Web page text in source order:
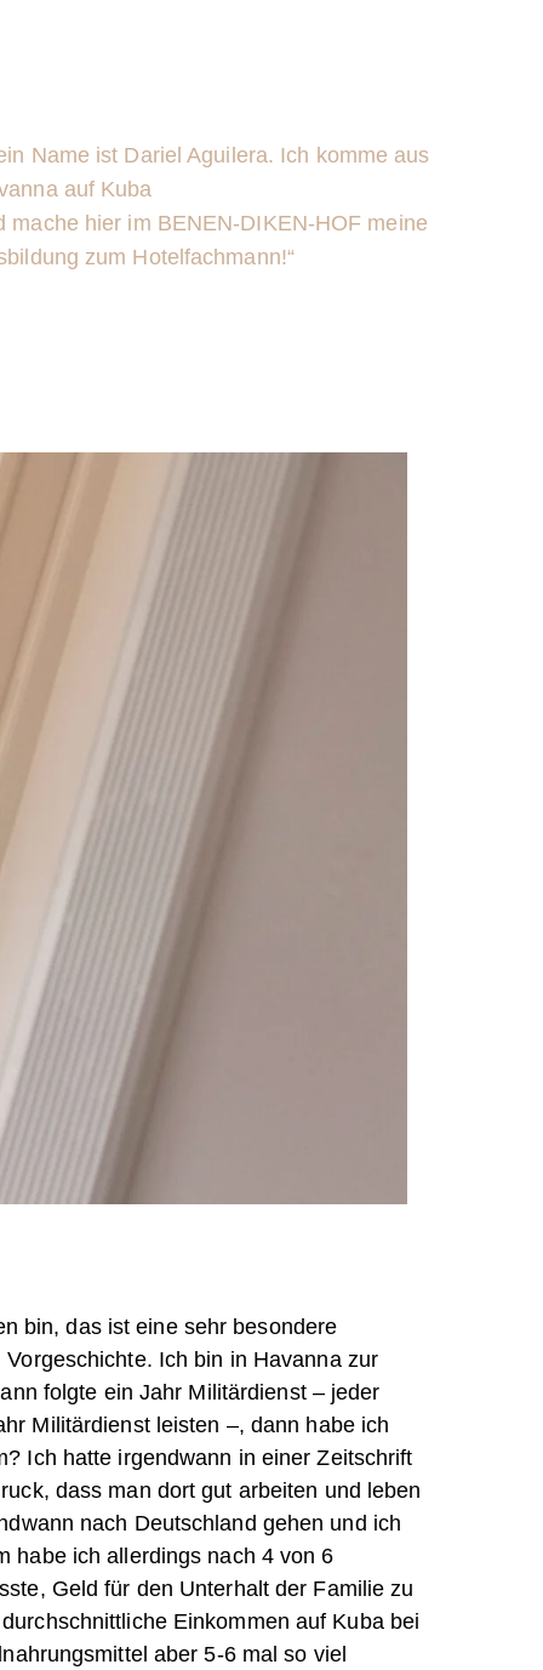
Name ist Dariel Aguilera. Ich komme aus
auf Kuba
mache hier im BENEN-DIKEN-HOF meine
zum Hotelfachmann!“
bin, das ist eine sehr besondere
Ich bin in Havanna zur
folgte ein Jahr Militärdienst – jeder
Militärdienst leisten –, dann habe ich
Ich hatte irgendwann in einer Zeitschrift
dass man dort gut arbeiten und leben
nach Deutschland gehen und ich
habe ich allerdings nach 4 von 6
Geld für den Unterhalt der Familie zu
Einkommen auf Kuba bei
aber 5-6 mal so viel